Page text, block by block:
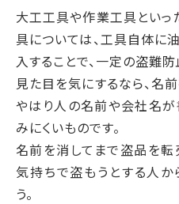
大工工具や作業工具といっ
具については、工具自体に
入することで、一定の盗難防
見た目を気にするなら、名
やはり人の名前や会社名が
みにくいものです。
名前を消してまで盗品を転
気持ちで盗もうとする人か
う。